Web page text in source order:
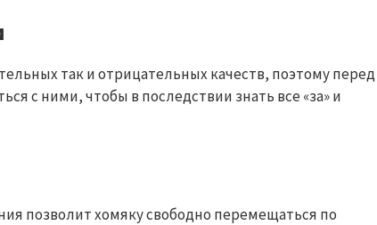
так и отрицательных качеств, поэтому перед
с ними, чтобы в последствии знать все «за» и
позволит хомяку свободно перемещаться по